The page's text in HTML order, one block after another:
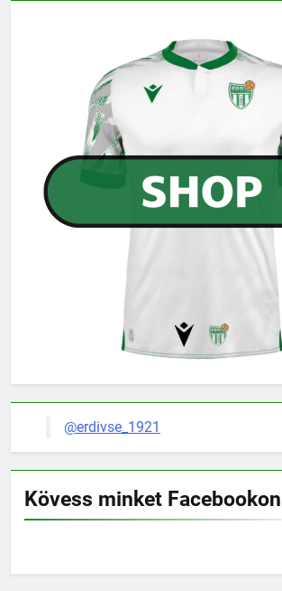
@erdivse_1921
Kövess minket Facebookon